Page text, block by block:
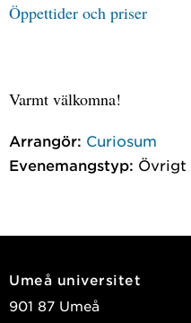
Öppettider och priser
Varmt välkomna!
Arrangör: Curiosum
Evenemangstyp: Övrigt
Umeå universitet
901 87 Umeå